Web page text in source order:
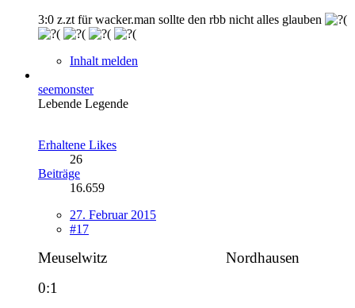
3:0 z.zt für wacker.man sollte den rbb nicht alles glauben
Inhalt melden
seemonster
Lebende Legende
Erhaltene Likes
26
Beiträge
16.659
27. Februar 2015
#17
Meuselwitz
Nordhausen
0:1